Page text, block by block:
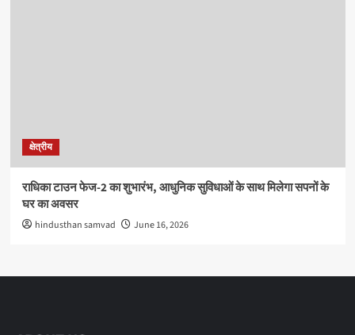
क्षेत्रीय
राधिका टाउन फेज-2 का शुभारंभ, आधुनिक सुविधाओं के साथ मिलेगा सपनों के
घर का अवसर
hindusthan samvad June 16, 2026